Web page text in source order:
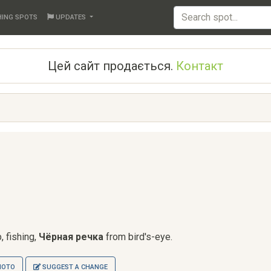
SPOTS UPDATES
Цей сайт продається. Контакт
fishing, Чёрная речка from bird's-eye.
SUGGEST A CHANGE